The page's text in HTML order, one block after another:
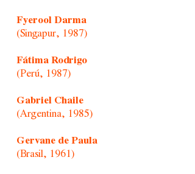
Fyerool Darma
(Singapur, 1987)
Fátima Rodrigo
(Perú, 1987)
Gabriel Chaile
(Argentina, 1985)
Gervane de Paula
(Brasil, 1961)